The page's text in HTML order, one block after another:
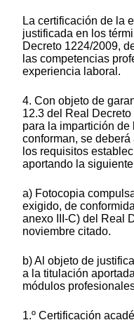
La certificación de la
justificada en los
Decreto 1224/2009,
las competencias
experiencia laboral.
4. Con objeto de
12.3 del Real
para la impartición
conforman, se
los requisitos
aportando la
a) Fotocopia
exigido, de
anexo III-C) del Real
noviembre citado.
b) Al objeto de
a la titulación
módulos
1.º Certificación